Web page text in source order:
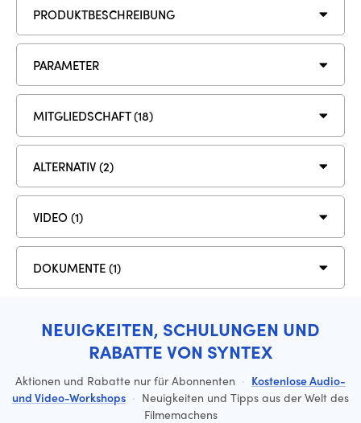
PRODUKTBESCHREIBUNG
PARAMETER
MITGLIEDSCHAFT (18)
ALTERNATIV (2)
VIDEO (1)
DOKUMENTE (1)
NEUIGKEITEN, SCHULUNGEN UND
RABATTE VON SYNTEX
Aktionen und Rabatte nur für Abonnenten · Kostenlose Audio-
und Video-Workshops · Neuigkeiten und Tipps aus der Welt des
Filmemachens